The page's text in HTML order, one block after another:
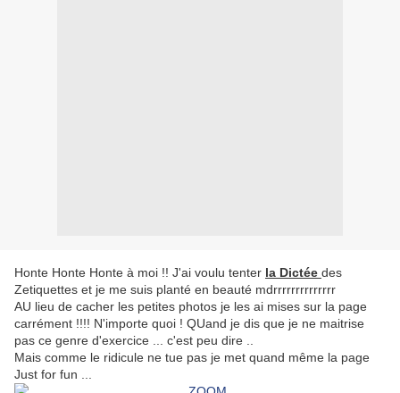
Honte Honte Honte à moi !! J'ai voulu tenter la Dictée des
Zetiquettes et je me suis planté en beauté mdrrrrrrrrrrrrrr
AU lieu de cacher les petites photos je les ai mises sur la page
carrément !!!! N'importe quoi ! QUand je dis que je ne maitrise
pas ce genre d'exercice ... c'est peu dire ..
Mais comme le ridicule ne tue pas je met quand même la page
Just for fun ...